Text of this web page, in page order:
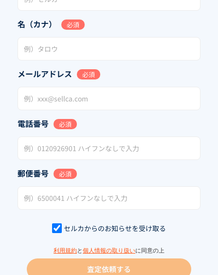
名（カナ） 必須
メールアドレス 必須
電話番号 必須
郵便番号 必須
セルカからのお知らせを受け取る
利用規約と 個人情報の取り扱いに同意の上
査定依頼する